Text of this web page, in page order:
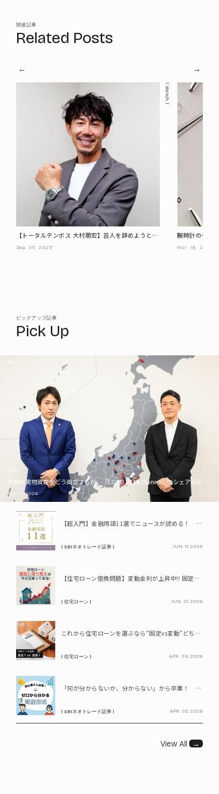
関連記事
Related Posts
Watch
【トータルテンボス 大村朋宏】芸人を辞めようと思
ったときに訪れた"人生の転機"と、いま大事にした
Sep. 30, 2025
腕時計のケー
りますか?
Mar. 18, 2026
ピックアップ記事
Pick Up
PR
体験と実物資産をどう両立するか。「COCO VILLA Owners」のシェア別荘とい
JUL. 16, 2026
PR
【超入門】金融用語11選でニュースが読める！ 知識ゼロからの賢い資産の育て方
( SBIネオトレード証券 ) JUN. 17, 2026
【住宅ローン借換問題】変動金利が上昇中!! 固定に借り換えるなら今が正解って本当? シミュレーションで比較してみよう
( 住宅ローン ) JUN. 01, 2026
PR
これから住宅ローンを選ぶなら“固定vs変動”どちらが正解? 9割が利用したいと答えた「いま決めなくてもいい」ローンとは!?
( 住宅ローン ) APR. 09, 2026
PR
「何が分からないか、分からない」から卒業！ SBIネオトレード証券で学ぶ、はじめての資産形成
( SBIネオトレード証券 ) APR. 03, 2026
View All →